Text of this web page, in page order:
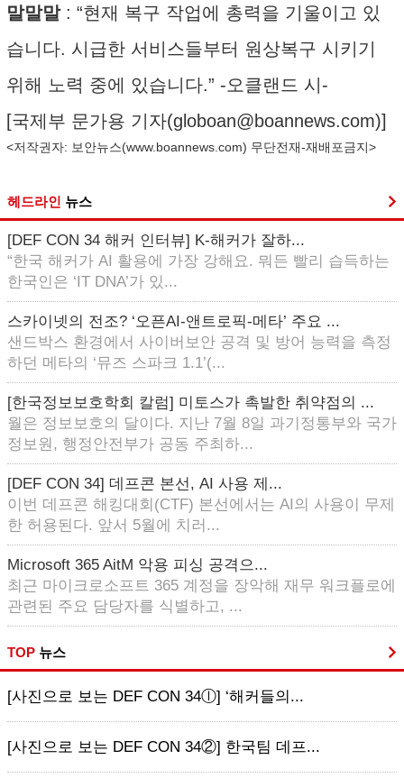
말말말: “현재 복구 작업에 총력을 기울이고 있
습니다. 시급한 서비스들부터 원상복구 시키기
위해 노력 중에 있습니다.” -오클랜드 시-
[국제부 문가용 기자(globoan@boannews.com)]
<저작권자: 보안뉴스(www.boannews.com) 무단전재-재배포금지>
헤드라인 뉴스
[DEF CON 34 해커 인터뷰] K-해커가 잘하...
“한국 해커가 AI 활용에 가장 강해요. 뭐든 빨리 습득하는
한국인은 ‘IT DNA’가 있...
스카이넷의 전조? ‘오픈AI-앤트로픽-메타’ 주요 ...
샌드박스 환경에서 사이버보안 공격 및 방어 능력을 측정
하던 메타의 ‘뮤즈 스파크 1.1’(...
[한국정보보호학회 칼럼] 미토스가 촉발한 취약점의 ...
월은 정보보호의 달이다. 지난 7월 8일 과기정통부와 국가
정보원, 행정안전부가 공동 주최하...
[DEF CON 34] 데프콘 본선, AI 사용 제...
이번 데프콘 해킹대회(CTF) 본선에서는 AI의 사용이 무제
한 허용된다. 앞서 5월에 치러...
Microsoft 365 AitM 악용 피싱 공격으...
최근 마이크로소프트 365 계정을 장악해 재무 워크플로에
관련된 주요 담당자를 식별하고, ...
TOP 뉴스
[사진으로 보는 DEF CON 34ⓛ] ‘해커들의...
[사진으로 보는 DEF CON 34②] 한국팀 데프...